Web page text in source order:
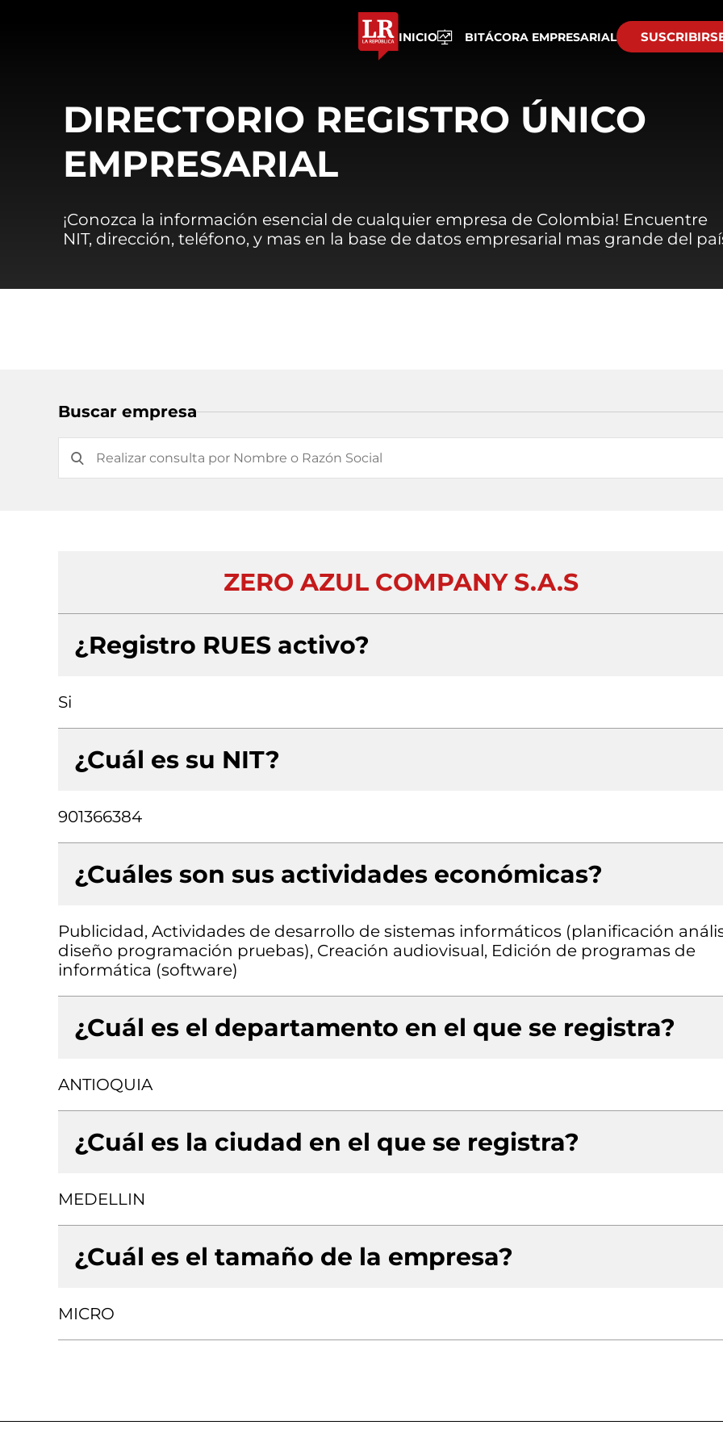
INICIO BITÁCORA EMPRESARIAL
DIRECTORIO REGISTRO ÚNICO
EMPRESARIAL
¡Conozca la información esencial de cualquier empresa de Colombia! Encuentre
NIT, dirección, teléfono, y mas en la base de datos empresarial mas grande del
Buscar empresa
ZERO AZUL COMPANY S.A.S
¿Registro RUES activo?
Si
¿Cuál es su NIT?
901366384
¿Cuáles son sus actividades económicas?
Publicidad, Actividades de desarrollo de sistemas informáticos (planificación
diseño programación pruebas), Creación audiovisual, Edición de programas de
informática (software)
¿Cuál es el departamento en el que se registra?
ANTIOQUIA
¿Cuál es la ciudad en el que se registra?
MEDELLIN
¿Cuál es el tamaño de la empresa?
MICRO